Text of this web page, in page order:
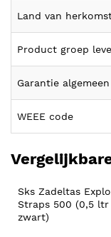
Land van
Product groep
Garantie algemeen
WEEE code
Sks Zadeltas
Straps 500 (0,5
zwart)